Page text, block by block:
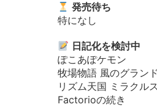
発売待ち
特になし
日記化を検討中
ぽこあぽケモン
牧場物語 風のグラン
リズム天国 ミラクル
Factorioの続き